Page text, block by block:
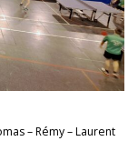
– Rémy – Laurent